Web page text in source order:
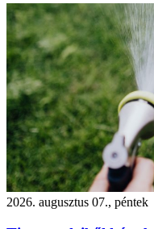
2026. augusztus 07., péntek